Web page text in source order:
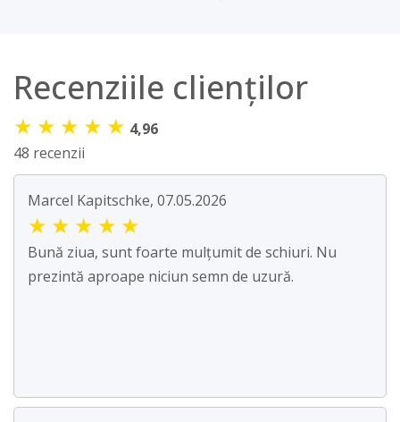
Recenziile clienților
★ ★ ★ ★ ★ 4,96
48 recenzii
Marcel Kapitschke, 07.05.2026
★ ★ ★ ★ ★
Bună ziua, sunt foarte mulțumit de schiuri. Nu
prezintă aproape niciun semn de uzură.